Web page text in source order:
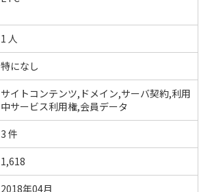
1 人
特になし
サイトコンテンツ,ドメイン,サーバ契約,利用
中サービス利用権,会員データ
3 件
1,618
2018年04月